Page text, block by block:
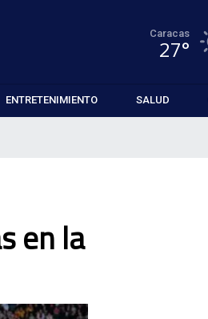
Caracas
27°
ENTRETENIMIENTO SALUD
en la